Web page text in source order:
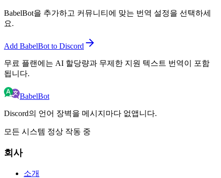
BabelBot을 추가하고 커뮤니티에 맞는 번역 설정을 선택하세
요.
Add BabelBot to Discord
무료 플랜에는 AI 할당량과 무제한 지원 텍스트 번역이 포함
됩니다.
BabelBot
Discord의 언어 장벽을 메시지마다 없앱니다.
모든 시스템 정상 작동 중
회사
소개